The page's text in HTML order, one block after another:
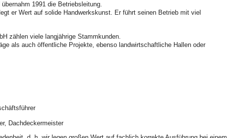
übernahm 1991 die Betriebsleitung.
er Wert auf solide Handwerkskunst. Er führt seinen Betrieb mit viel
zählen viele langjährige Stammkunden.
als auch öffentliche Projekte, ebenso landwirtschaftliche Hallen oder